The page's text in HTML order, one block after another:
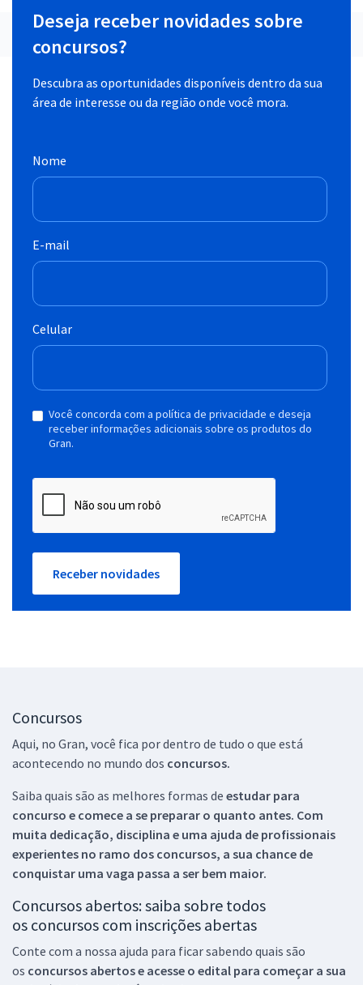
Deseja receber novidades sobre
concursos?
Descubra as oportunidades disponíveis dentro da sua
área de interesse ou da região onde você mora.
Nome
E-mail
Celular
Você concorda com a política de privacidade e deseja
receber informações adicionais sobre os produtos do
Gran.
Receber novidades
Concursos
Aqui, no Gran, você fica por dentro de tudo o que está
acontecendo no mundo dos concursos.
Saiba quais são as melhores formas de estudar para
concurso e comece a se preparar o quanto antes. Com
muita dedicação, disciplina e uma ajuda de profissionais
experientes no ramo dos concursos, a sua chance de
conquistar uma vaga passa a ser bem maior.
Concursos abertos: saiba sobre todos
os concursos com inscrições abertas
Conte com a nossa ajuda para ficar sabendo quais são
os concursos abertos e acesse o edital para começar a sua